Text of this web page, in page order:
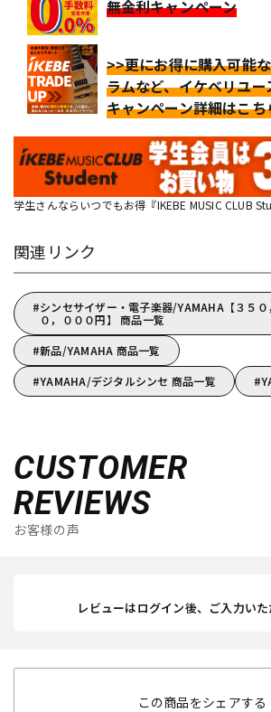
無金利キャンペーン
>>更にお得に購入可能
ラムなど、イケベリユ
キャンペーン詳細はこち
学生さんならいつでもお得『IKEBE MUSIC CLUB
関連リンク
シンセサイザー・電子楽器/YAMAHA【３５０
０，０００円】 商品一覧
新品/YAMAHA 商品一覧
YAMAHA/デジタルシンセ 商品一覧
CUSTOMER
REVIEWS
お客様の声
レビューはログイン後、ご入力いた
この商品をシェアする